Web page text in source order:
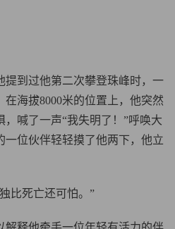
提到过他第二次攀登珠峰时，一
海拔8000米的位置上，他突然
喊了一声“我失明了！”呼唤大
一位伙伴轻轻摸了他两下，他立
比死亡还可怕。”